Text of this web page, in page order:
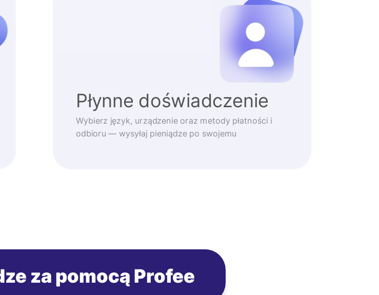
Płynne doświadczenie
Wybierz język, urządzenie oraz metody płatności i
odbioru — wysyłaj pieniądze po swojemu
za pomocą Profee